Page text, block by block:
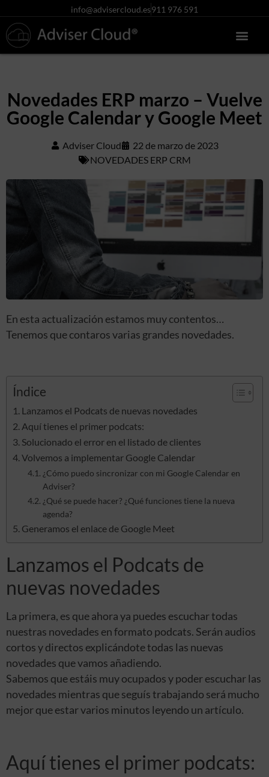
info@advisercloud.es911 976 591
Novedades ERP marzo – Vuelve
Google Calendar y Google Meet
Adviser Cloud
22 de marzo de 2023
NOVEDADES ERP CRM
En esta actualización estamos muy contentos…
Tenemos que contaros varias grandes novedades.
Índice
Lanzamos el Podcats de nuevas novedades
Aquí tienes el primer podcats:
Solucionado el error en el listado de clientes
Volvemos a implementar Google Calendar
¿Cómo puedo sincronizar con mi Google Calendar en
Adviser?
¿Qué se puede hacer? ¿Qué funciones tiene la nueva
agenda?
Generamos el enlace de Google Meet
Lanzamos el Podcats de
nuevas novedades
La primera, es que ahora ya puedes escuchar todas
nuestras novedades en formato podcats. Serán audios
cortos y directos explicándote todas las nuevas
novedades que vamos añadiendo.
Sabemos que estáis muy ocupados y poder escuchar las
novedades mientras que seguís trabajando será mucho
mejor que estar varios minutos leyendo un artículo.
Aquí tienes el primer podcats: